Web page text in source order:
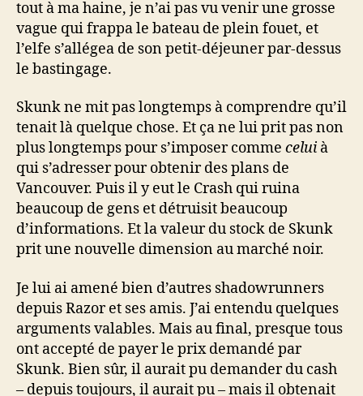
tout à ma haine, je n’ai pas vu venir une grosse
vague qui frappa le bateau de plein fouet, et
l’elfe s’allégea de son petit-déjeuner par-dessus
le bastingage.
Skunk ne mit pas longtemps à comprendre qu’il
tenait là quelque chose. Et ça ne lui prit pas non
plus longtemps pour s’imposer comme celui à
qui s’adresser pour obtenir des plans de
Vancouver. Puis il y eut le Crash qui ruina
beaucoup de gens et détruisit beaucoup
d’informations. Et la valeur du stock de Skunk
prit une nouvelle dimension au marché noir.
Je lui ai amené bien d’autres shadowrunners
depuis Razor et ses amis. J’ai entendu quelques
arguments valables. Mais au final, presque tous
ont accepté de payer le prix demandé par
Skunk. Bien sûr, il aurait pu demander du cash
– depuis toujours, il aurait pu – mais il obtenait